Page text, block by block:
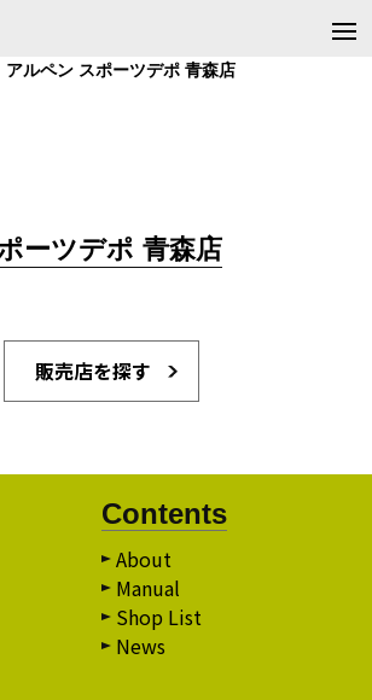
アルペン スポーツデポ 青森店
ーツデポ 青森店
販売店を探す
Contents
About
Manual
Shop List
News